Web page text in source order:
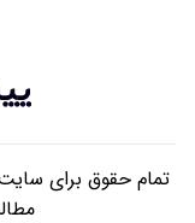
هوش مصنوعی چینی
تمام حقوق برای